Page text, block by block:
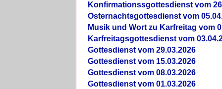
Konfirmationssgottesdienst vom
Osternachtsgottesdienst vom
Musik und Wort zu Karfreitag vom
Karfreitagsgottesdienst vom
Gottesdienst vom 29.03.2026
Gottesdienst vom 15.03.2026
Gottesdienst vom 08.03.2026
Gottesdienst vom 01.03.2026